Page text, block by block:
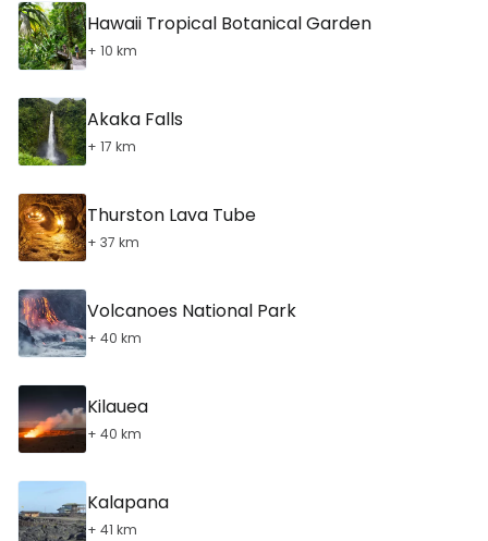
Hawaii Tropical Botanical Garden
+ 10 km
Akaka Falls
+ 17 km
Thurston Lava Tube
+ 37 km
Volcanoes National Park
+ 40 km
Kilauea
+ 40 km
Kalapana
+ 41 km